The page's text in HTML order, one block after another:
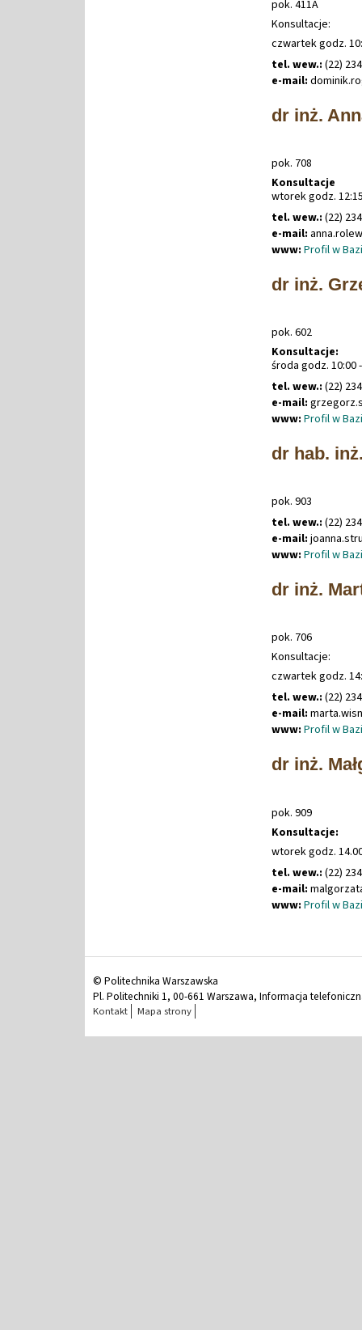
pok. 411A
Konsultacje:
czwartek godz.
tel. wew.: (22)
e-mail: dominik.
dr inż.
pok. 708
Konsultacje
wtorek godz.
tel. wew.: (22)
e-mail: anna.
www: Profil w
dr inż.
pok. 602
Konsultacje:
środa godz. 10:00
tel. wew.: (22)
e-mail: grzegorz.
www: Profil w
dr hab.
pok. 903
tel. wew.: (22)
e-mail: joanna.
www: Profil w
dr inż.
pok. 706
Konsultacje:
czwartek godz.
tel. wew.: (22)
e-mail: marta.
www: Profil w
dr inż.
pok. 909
Konsultacje:
wtorek godz.
tel. wew.: (22)
e-mail:
www: Profil w
© Politechnika Warszawska
Pl. Politechniki 1, 00-661 Warszawa, Informacja
Kontakt Mapa strony